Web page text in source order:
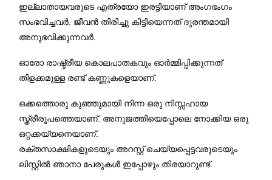
ഇല്ലാതായവരുടെ എത്രയോ ഇരട്ടിയാണ് അംഗഭംഗം
സംഭവിച്ചവർ. ജീവൻ തിരിച്ചു കിട്ടിയെന്നത് ദുരന്തമായി
അനുഭവിക്കുന്നവർ.
ഓരോ രാഷ്ട്രീയ കൊലപാതകവും ഓർമ്മിപ്പിക്കുന്നത്
തിളക്കമുള്ള രണ്ട് കണ്ണുകളെയാണ്.
ഒക്കത്തൊരു കുഞ്ഞുമായി നിന്ന ഒരു നിസ്സഹായ
സ്ത്രീരൂപത്തെയാണ്. അനുജത്തിയെപ്പോലെ നോക്കിയ ഒരു
ഒറ്റക്കയ്യനെയാണ്.
രക്തസാക്ഷികളുടെയും അറസ്റ്റ് ചെയ്യപ്പെട്ടവരുടെയും
ലിസ്റ്റിൽ ഞാനാ പേരുകൾ ഇപ്പോഴും തിരയാറുണ്ട്.